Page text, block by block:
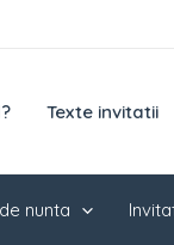
Texte invitatii
nunta